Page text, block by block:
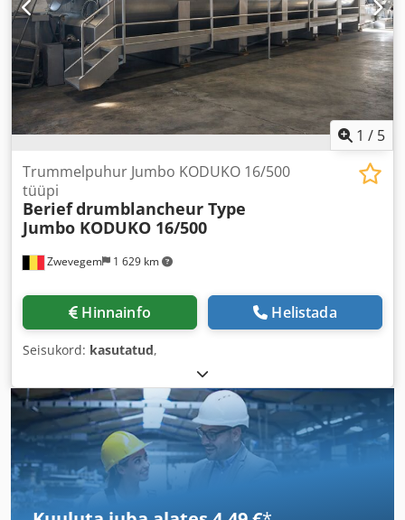
1 / 5
Zwevegem 1 629 km
Trummelpuhur Jumbo KODUKO 16/500
tüüpi
Beriefdrumblancheur Type
Jumbo KODUKO 16/500
Hinnainfo Helistada
Seisukord: kasutatud,